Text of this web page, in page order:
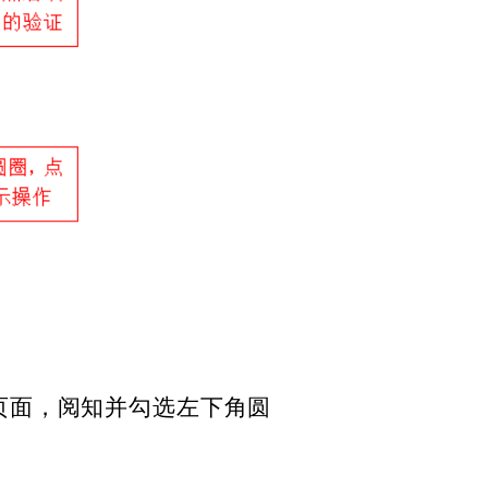
，阅知并勾选左下角圆